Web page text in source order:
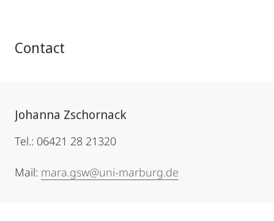
Contact
Johanna Zschornack
Tel.: 06421 28 21320
Mail: mara.gsw@uni-marburg.de